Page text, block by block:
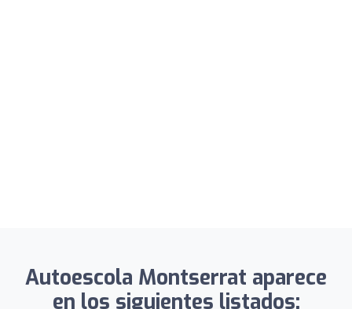
Autoescola Montserrat aparece
en los siguientes listados: